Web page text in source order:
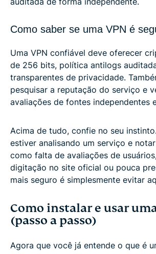
Como saber se uma VPN é
Uma VPN confiável deve oferecer
de 256 bits, política antilogs
transparentes de privacidade.
pesquisar a reputação do serviço e
avaliações de fontes independentes
Acima de tudo, confie no seu
estiver analisando um serviço e
como falta de avaliações de
digitação no site oficial ou pouca
mais seguro é simplesmente evitar
Como instalar e usar
(passo a passo)
Agora que você já entende o que é